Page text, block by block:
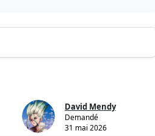
David Mendy
Demandé
31 mai 2026